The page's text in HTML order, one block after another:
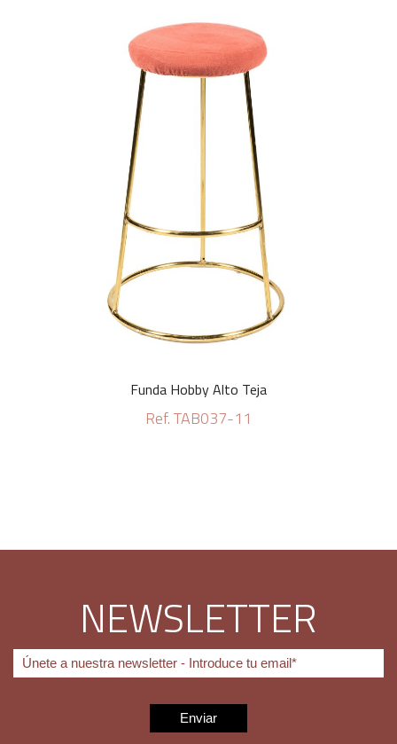
Funda Hobby Alto Teja
Ref. TAB037-11
NEWSLETTER